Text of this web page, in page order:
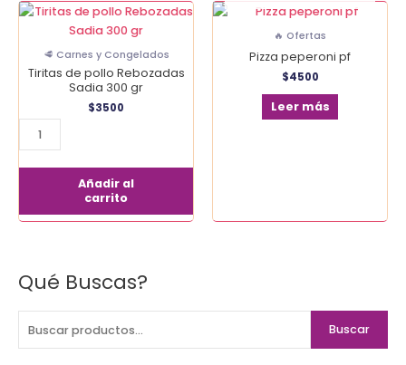
Qué Buscas?
B
c
Buscar
🥩 Carnes y Congelados
Tiritas de pollo Rebozadas
Sadia 300 gr
$3500
Tiritas
pollo
Rebozadas
gr
cantidad
Añadir al
carrito
🔥 Ofertas
Pizza peperoni pf
$4500
Leer más